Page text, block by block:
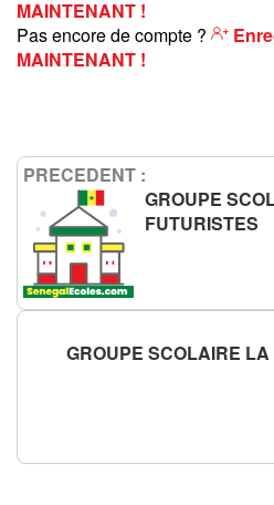
MAINTENANT !
Pas encore de compte ?
MAINTENANT !
PRECEDENT :
GROUPE
FUTURISTES
GROUPE SCOLAIRE